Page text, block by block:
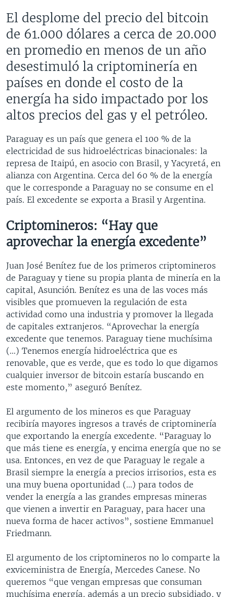
El desplome del precio del bitcoin
de 61.000 dólares a cerca de 20.000
en promedio en menos de un año
desestimuló la criptominería en
países en donde el costo de la
energía ha sido impactado por los
altos precios del gas y el petróleo.​
Paraguay es un país que genera el 100 % de la
electricidad de sus hidroeléctricas binacionales: la
represa de Itaipú, en asocio con Brasil, y Yacyretá, en
alianza con Argentina. Cerca del 60 % de la energía
que le corresponde a Paraguay no se consume en el
país. El excedente se exporta a Brasil y Argentina.
Criptomineros: “Hay que
aprovechar la energía excedente”
Juan José Benítez fue de los primeros criptomineros
de Paraguay y tiene su propia planta de minería en la
capital, Asunción. Benítez es una de las voces más
visibles que promueven la regulación de esta
actividad como una industria y promover la llegada
de capitales extranjeros. “Aprovechar la energía
excedente que tenemos. Paraguay tiene muchísima
(…) Tenemos energía hidroeléctrica que es
renovable, que es verde, que es todo lo que digamos
cualquier inversor de bitcoin estaría buscando en
este momento,” aseguró Benítez.
El argumento de los mineros es que Paraguay
recibiría mayores ingresos a través de criptominería
que exportando la energía excedente. “Paraguay lo
que más tiene es energía, y encima energía que no se
usa. Entonces, en vez de que Paraguay le regale a
Brasil siempre la energía a precios irrisorios, esta es
una muy buena oportunidad (…) para todos de
vender la energía a las grandes empresas mineras
que vienen a invertir en Paraguay, para hacer una
nueva forma de hacer activos”, sostiene Emmanuel
Friedmann.
El argumento de los criptomineros no lo comparte la
exviceministra de Energía, Mercedes Canese. No
queremos “que vengan empresas que consuman
muchísima energía, además a un precio subsidiado, y